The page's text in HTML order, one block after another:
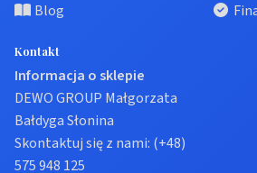
Blog
Kontakt
Informacja o sklepie
DEWO GROUP Małgorzata
Bałdyga Słonina
Skontaktuj się z nami: (+48)
575 948 125